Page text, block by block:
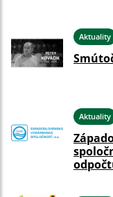
Aktuality
Aktuality